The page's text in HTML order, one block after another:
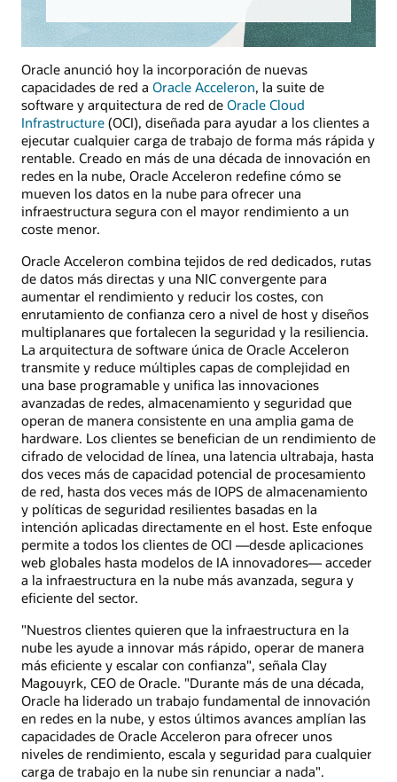
Oracle anunció hoy la incorporación de nuevas
capacidades de red a Oracle Acceleron, la suite de
software y arquitectura de red de Oracle Cloud
Infrastructure (OCI), diseñada para ayudar a los clientes a
ejecutar cualquier carga de trabajo de forma más rápida y
rentable. Creado en más de una década de innovación en
redes en la nube, Oracle Acceleron redefine cómo se
mueven los datos en la nube para ofrecer una
infraestructura segura con el mayor rendimiento a un
coste menor.
Oracle Acceleron combina tejidos de red dedicados, rutas
de datos más directas y una NIC convergente para
aumentar el rendimiento y reducir los costes, con
enrutamiento de confianza cero a nivel de host y diseños
multiplanares que fortalecen la seguridad y la resiliencia.
La arquitectura de software única de Oracle Acceleron
transmite y reduce múltiples capas de complejidad en
una base programable y unifica las innovaciones
avanzadas de redes, almacenamiento y seguridad que
operan de manera consistente en una amplia gama de
hardware. Los clientes se benefician de un rendimiento de
cifrado de velocidad de línea, una latencia ultrabaja, hasta
dos veces más de capacidad potencial de procesamiento
de red, hasta dos veces más de IOPS de almacenamiento
y políticas de seguridad resilientes basadas en la
intención aplicadas directamente en el host. Este enfoque
permite a todos los clientes de OCI —desde aplicaciones
web globales hasta modelos de IA innovadores— acceder
a la infraestructura en la nube más avanzada, segura y
eficiente del sector.
"Nuestros clientes quieren que la infraestructura en la
nube les ayude a innovar más rápido, operar de manera
más eficiente y escalar con confianza", señala Clay
Magouyrk, CEO de Oracle. "Durante más de una década,
Oracle ha liderado un trabajo fundamental de innovación
en redes en la nube, y estos últimos avances amplían las
capacidades de Oracle Acceleron para ofrecer unos
niveles de rendimiento, escala y seguridad para cualquier
carga de trabajo en la nube sin renunciar a nada".